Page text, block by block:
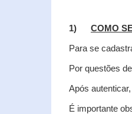
1) COMO
Para se
Por questões
Após
É importante